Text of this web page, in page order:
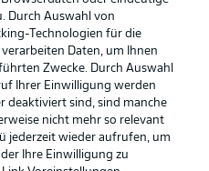
Voreinstellungen verwalten
Nutzungsbedingungen
Kontakt
Impressum
Durch Auswahl von
Technologien für die
Daten, um Ihnen
Zwecke. Durch Auswahl
Ihrer Einwilligung werden
deaktiviert sind, sind manche
nicht mehr so relevant
jederzeit wieder aufrufen, um
Ihre Einwilligung zu